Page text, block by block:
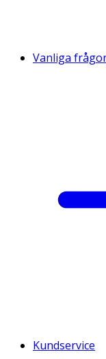
Vanliga
Kundservice